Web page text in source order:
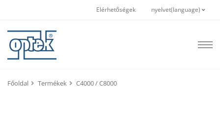
Elérhetőségek nyelvet(language)
Főoldal Termékek C4000 / C8000